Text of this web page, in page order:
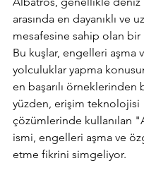
arasında en dayanıklı ve
mesafesine sahip olan bir
Bu kuşlar, engelleri aşma
yolculuklar yapma
en başarılı örneklerinden
yüzden, erişim teknolojisi
çözümlerinde kullanılan
ismi, engelleri aşma ve
etme fikrini simgeliyor.